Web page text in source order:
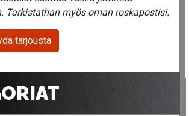
Tarkistathan myös oman roskapostisi.
tarjousta